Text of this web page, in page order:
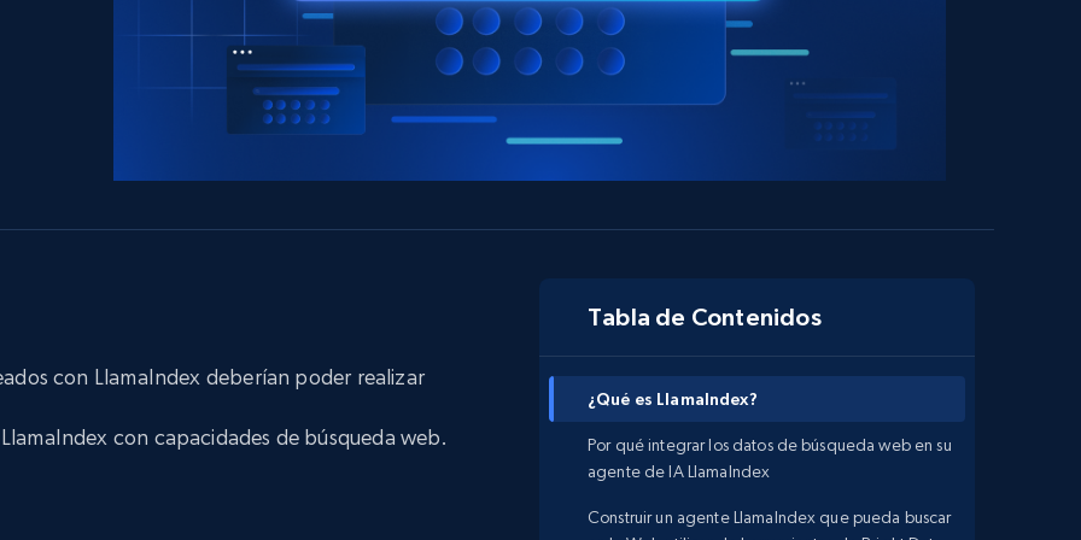
comercio electrónico
Bienes raíces
Data Firehose
Real-time web data, delivered as it’s
Proxies de ISP
Comienza desde
$0.9/IP
con LlamaIndex deberían poder realizar
con capacidades de búsqueda web.
Tabla de Contenidos
¿Qué es LlamaIndex?
Por qué integrar los datos de búsqueda web en su
agente de IA LlamaIndex
Construir un agente LlamaIndex que pueda buscar